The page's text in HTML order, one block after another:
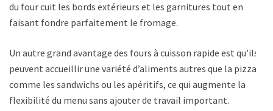
du four cuit les bords extérieurs et les garnitures tout en
faisant fondre parfaitement le fromage.
Un autre grand avantage des fours à cuisson rapide est qu’ils
peuvent accueillir une variété d’aliments autres que la pizza,
comme les sandwichs ou les apéritifs, ce qui augmente la
flexibilité du menu sans ajouter de travail important.